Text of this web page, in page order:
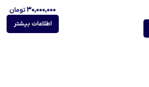
۳۰,۰۰۰,۰۰۰تومان
اطلاعات بیشتر